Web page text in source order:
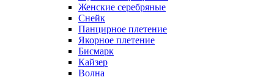
Женские серебряные
Снейк
Панцирное плетение
Якорное плетение
Бисмарк
Кайзер
Волна